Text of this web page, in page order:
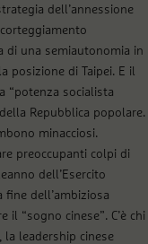
dell’annessione
di una semiautonomia in
di Taipei. E il
“potenza socialista
Repubblica popolare.
minacciosi.
preoccupanti colpi di
dell’Esercito
dell’ambiziosa
“sogno cinese”. C’è chi
leadership cinese